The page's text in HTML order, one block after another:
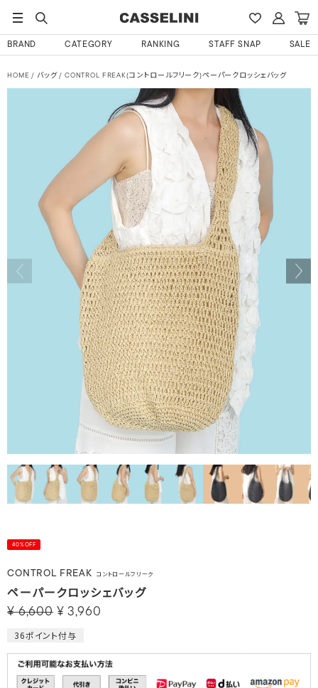
BRAND CATEGORY RANKING STAFF SNAP SALE
HOME バッグ CONTROL FREAK(コントロールフリーク)ペーパークロッシェバッグ
40%OFF
CONTROL FREAK コントロールフリーク
ペーパークロッシェバッグ
¥ 6,600 ¥ 3,960
36ポイント付与